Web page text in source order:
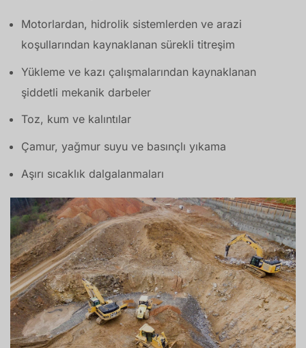
Motorlardan, hidrolik sistemlerden ve arazi
koşullarından kaynaklanan sürekli titreşim
Yükleme ve kazı çalışmalarından kaynaklanan
şiddetli mekanik darbeler
Toz, kum ve kalıntılar
Çamur, yağmur suyu ve basınçlı yıkama
Aşırı sıcaklık dalgalanmaları